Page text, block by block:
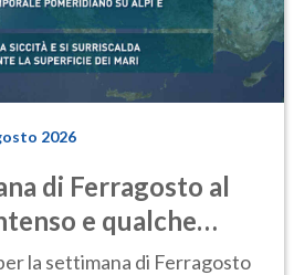
2026
di Ferragosto al
e qualche
la settimana di Ferragosto